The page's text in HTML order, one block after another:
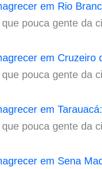
em Rio
pouca gente da
em Cruzeiro
pouca gente da
em
pouca gente da
em Sena